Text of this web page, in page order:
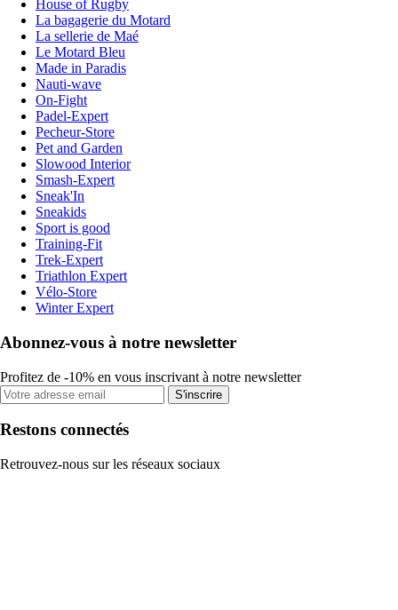
House of Rugby
La bagagerie du Motard
La sellerie de Maé
Le Motard Bleu
Made in Paradis
Nauti-wave
On-Fight
Padel-Expert
Pecheur-Store
Pet and Garden
Slowood Interior
Smash-Expert
Sneak'In
Sneakids
Sport is good
Training-Fit
Trek-Expert
Triathlon Expert
Vélo-Store
Winter Expert
Abonnez-vous à notre newsletter
Profitez de -10% en vous inscrivant à notre newsletter
S'inscrire
Restons connectés
Retrouvez-nous sur les réseaux sociaux